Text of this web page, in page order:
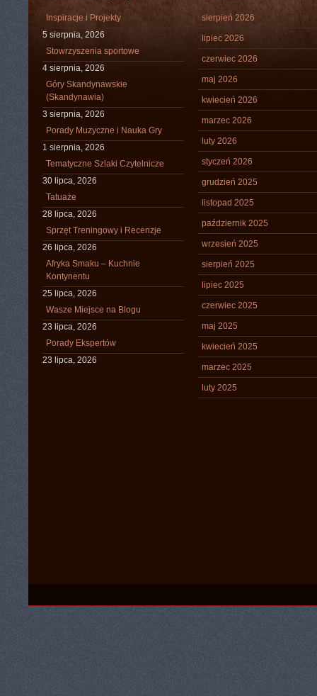
Inspiracje i Projekty
5 sierpnia, 2026
Stowrzyszenia sportowe
4 sierpnia, 2026
Góry Skandynawskie
(Skandynawia)
3 sierpnia, 2026
Porady Muzyczne i Nauka Gry
1 sierpnia, 2026
Tematyczne Szlaki Czytelnicze
30 lipca, 2026
Tatuaże
28 lipca, 2026
Sprzęt Treningowy i Recenzje
26 lipca, 2026
Afryka Smaku – Kuchnie
Kontynentu
25 lipca, 2026
Wasze Miejsce na Blogu
23 lipca, 2026
Porady Ekspertów
23 lipca, 2026
sierpień 2026
lipiec 2026
czerwiec 2026
maj 2026
kwiecień 2026
marzec 2026
luty 2026
styczeń 2026
grudzień 2025
listopad 2025
październik 2025
wrzesień 2025
sierpień 2025
lipiec 2025
czerwiec 2025
maj 2025
kwiecień 2025
marzec 2025
luty 2025